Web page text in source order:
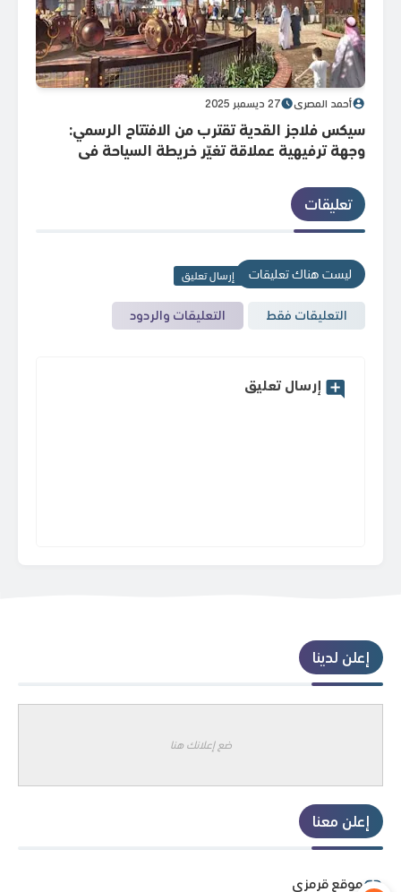
أحمد المصري 27 ديسمبر 2025
سيكس فلاجز القدية تقترب من الافتتاح الرسمي:
وجهة ترفيهية عملاقة تغيّر خريطة السياحة في
تعليقات
ليست هناك تعليقات إرسال تعليق
التعليقات فقط التعليقات والردود
إرسال تعليق
إعلن لدينا
ضع إعلانك هنا
إعلن معنا
موقع قرمزي